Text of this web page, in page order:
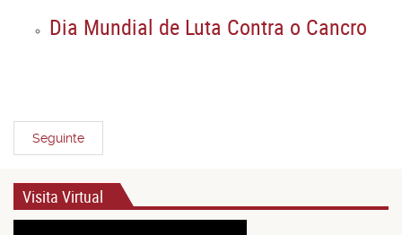
Dia Mundial de Luta Contra o Cancro
Seguinte
Visita Virtual